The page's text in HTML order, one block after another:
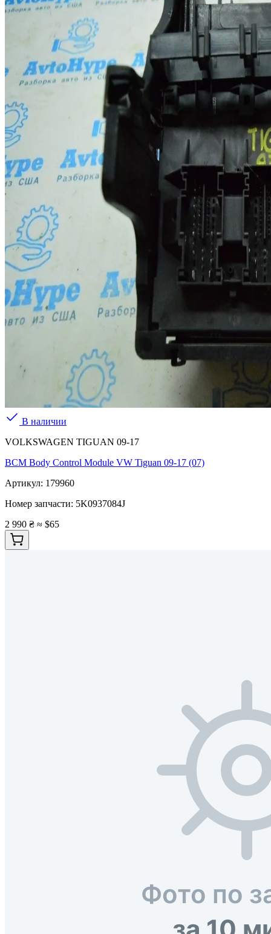
В наличии
VOLKSWAGEN TIGUAN 09-17
BCM Body Control Module VW Tiguan 09-17 (07)
Артикул: 179960
Номер запчасти: 5K0937084J
2 990 ₴ ≈ $65